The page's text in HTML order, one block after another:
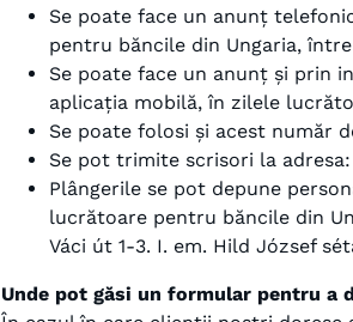
Se poate face un anunț
pentru băncile din Ungaria,
Se poate face un anunț și prin
aplicația mobilă, în zilele
Se poate folosi și acest număr
Se pot trimite scrisori la adresa:
Plângerile se pot depune
lucrătoare pentru băncile din
Váci út 1-3. I. em. Hild József
Unde pot găsi un formular pentru a